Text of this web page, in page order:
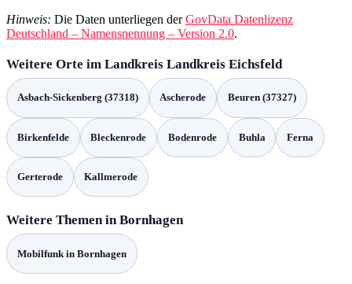
Hinweis: Die Daten unterliegen derGovData Datenlizenz
Deutschland – Namensnennung – Version 2.0.
Weitere Orte im Landkreis Landkreis Eichsfeld
Asbach-Sickenberg (37318) Ascherode Beuren (37327)
Birkenfelde Bleckenrode Bodenrode Buhla Ferna
Gerterode Kallmerode
Weitere Themen in Bornhagen
Mobilfunk in Bornhagen